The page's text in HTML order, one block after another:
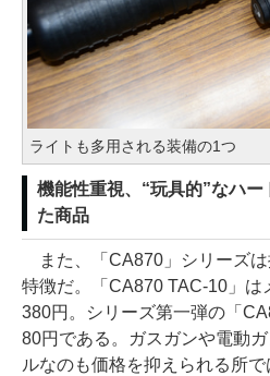
ライトも多用される装備の1つ
機能性重視、“玩具的”なハ
た商品
また、「CA870」シリーズ
特徴だ。「CA870 TAC-10」は
380円。シリーズ第一弾の「
80円である。ガスガンや電動
ルなのも価格を抑えられる所